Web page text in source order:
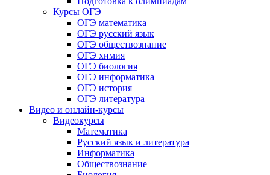
Курсы ОГЭ
ОГЭ математика
ОГЭ русский язык
ОГЭ обществознание
ОГЭ химия
ОГЭ биология
ОГЭ информатика
ОГЭ история
ОГЭ литература
Видео и онлайн-курсы
Видеокурсы
Математика
Русский язык и литература
Информатика
Обществознание